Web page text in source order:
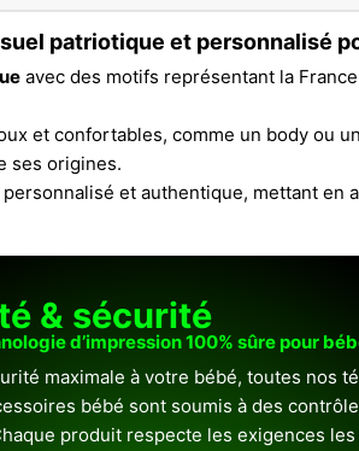
patriotique et personnalisé
avec des motifs représentant la
et confortables, comme un body ou
ses origines.
et authentique, mettant en
& sécurité
d’impression 100% sûre pour
maximale à votre bébé, toutes nos
bébé sont soumis à des
produit respecte les exigences